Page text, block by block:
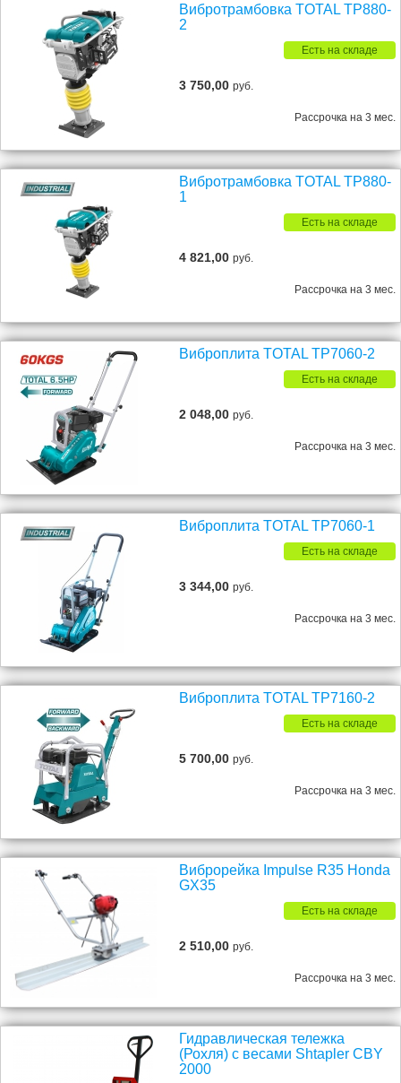
Вибротрамбовка TOTAL TP880-
2
Есть на складе
3 750,00руб.
Рассрочка на 3 мес.
Вибротрамбовка TOTAL TP880-
1
Есть на складе
4 821,00руб.
Рассрочка на 3 мес.
Виброплита TOTAL TP7060-2
Есть на складе
2 048,00руб.
Рассрочка на 3 мес.
Виброплита TOTAL TP7060-1
Есть на складе
3 344,00руб.
Рассрочка на 3 мес.
Виброплита TOTAL TP7160-2
Есть на складе
5 700,00руб.
Рассрочка на 3 мес.
Виброрейка Impulse R35 Honda
GX35
Есть на складе
2 510,00руб.
Рассрочка на 3 мес.
Гидравлическая тележка
(Рохля) с весами Shtapler CBY
2000